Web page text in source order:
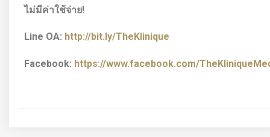
ไม่มีค่าใช้จ่าย!
Line OA: http://bit.ly/TheKlinique
Facebook: https://www.facebook.com/